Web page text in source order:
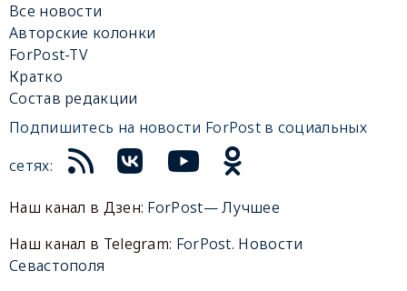
Все новости
Авторские колонки
ForPost-TV
Кратко
Состав редакции
Подпишитесь на новости ForPost в социальных
сетях:
Наш канал в Дзен: ForPost— Лучшее
Наш канал в Telegram: ForPost. Новости
Севастополя